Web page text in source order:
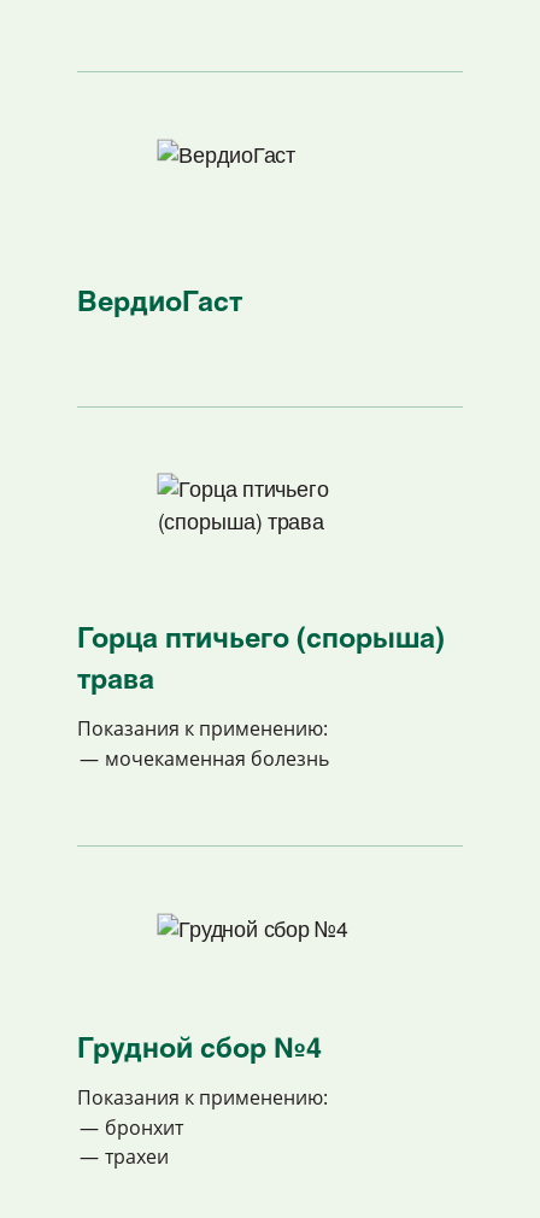
ВердиоГаст
Горца птичьего (спорыша)
трава
Показания к применению:
мочекаменная болезнь
Грудной сбор №4
Показания к применению:
бронхит
трахеи